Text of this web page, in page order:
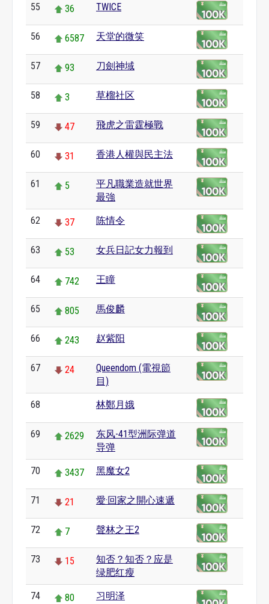
55 36 TWICE
56 6587 天堂的微笑
57 93 刀劍神域
58 3 草榴社区
59 47 飛虎之雷霆極戰
60 31 香港人權與民主法
61 5
平凡職業造就世界
最強
62 37 陈情令
63 53 女兵日記女力報到
64 742 王瞳
65 805 馬俊麟
66 243 赵紫阳
67 24
Queendom (電視節
目)
68 林鄭月娥
69 2629
东风-41型洲际弹道
导弹
70 3437 黑魔女2
71 21 愛·回家之開心速遞
72 7 聲林之王2
73 15
知否？知否？应是
绿肥红瘦
74 80 习明泽